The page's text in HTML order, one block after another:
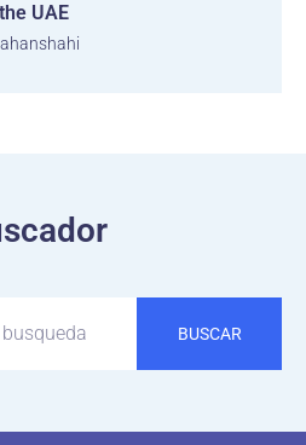
UAE
BUSCAR